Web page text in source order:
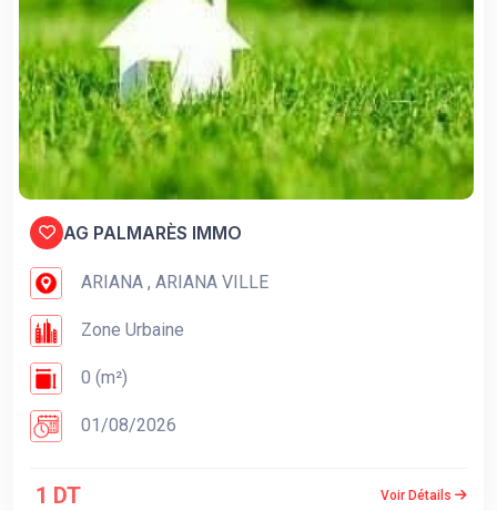
AG PALMARÈS IMMO
ARIANA , ARIANA VILLE
Zone Urbaine
0 (m²)
01/08/2026
1 DT Voir Détails